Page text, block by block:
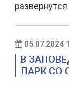
05.07.2024
В
ПАРК СО